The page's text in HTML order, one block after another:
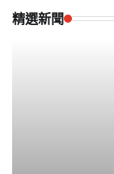
精選新聞